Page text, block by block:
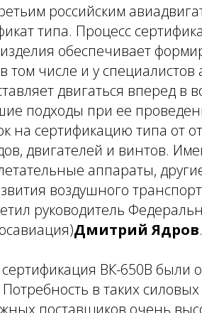
российским
типа. Процесс
обеспечивает
том числе и у специалистов
двигаться вперед в
подходы при ее
на сертификацию типа от
двигателей и винтов.
аппараты,
воздушного
руководитель
Дмитрий Ядров.
сертификация ВК-650В были
Потребность в таких
поставщиков очень